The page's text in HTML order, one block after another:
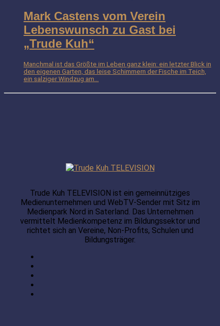
Mark Castens vom Verein
Lebenswunsch zu Gast bei
„Trude Kuh“
Manchmal ist das Größte im Leben ganz klein: ein letzter Blick in
den eigenen Garten, das leise Schimmern der Fische im Teich,
ein salziger Windzug am...
Trude Kuh TELEVISION ist ein gemeinnütziges
Medienunternehmen und WebTV-Sender mit Sitz im
Medienpark Nord in Saterland. Das Unternehmen
vermittelt Medienkompetenz im Bildungssektor und
richtet sich an Vereine, Non-Profits, Schulen und
Bildungsträger.